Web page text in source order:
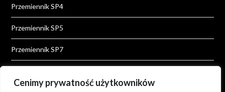
Cenimy prywatność użytkowników
Przemiennik SP4
Przemiennik SP5
Przemiennik SP7